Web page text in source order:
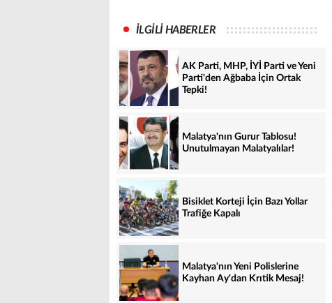
İLGİLİ HABERLER
AK Parti, MHP, İYİ Parti ve Yeni
Parti'den Ağbaba İçin Ortak
Tepki!
Malatya'nın Gurur Tablosu!
Unutulmayan Malatyalılar!
Bisiklet Korteji İçin Bazı Yollar
Trafiğe Kapalı
Malatya'nın Yeni Polislerine
Kayhan Ay'dan Krıtik Mesaj!